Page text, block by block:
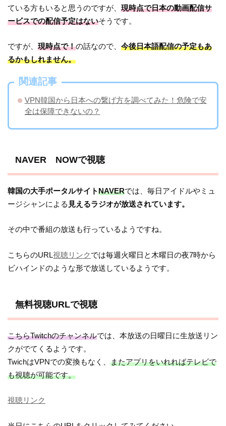
ている方もいると思うのですが、現時点で日本の動画配信サ
ービスでの配信予定はないそうです。
ですが、現時点で！の話なので、今後日本語配信の予定もあ
るかもしれません。
関連記事
VPN韓国から日本への繋げ方を調べてみた！危険で安
全は保障できないの？
NAVER NOWで視聴
韓国の大手ポータルサイトNAVERでは、毎日アイドルやミュ
ージシャンによる 見えるラジオが放送されています。
その中で番組の放送も行っているようですね。
こちらのURL視聴リンクでは毎週火曜日と木曜日の夜7時から
ビハインドのような形で放送しているようです。
無料視聴URLで視聴
こちらTwitchのチャンネルでは、本放送の日曜日に生放送リン
クがでてくるようです。
TwichはVPNでの変換もなく、またアプリをいれればテレビで
も視聴が可能です。
視聴リンク